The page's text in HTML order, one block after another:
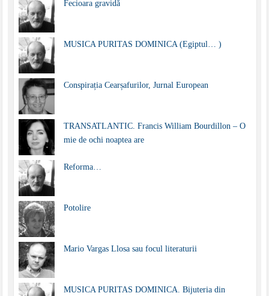
Fecioara gravidă
MUSICA PURITAS DOMINICA (Egiptul… )
Conspirația Cearșafurilor, Jurnal European
TRANSATLANTIC. Francis William Bourdillon – O
mie de ochi noaptea are
Reforma…
Potolire
Mario Vargas Llosa sau focul literaturii
MUSICA PURITAS DOMINICA. Bijuteria din